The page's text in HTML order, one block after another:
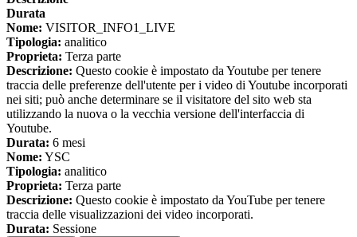
Durata
Nome: VISITOR_INFO1_LIVE
Tipologia: analitico
Proprieta: Terza parte
Descrizione: Questo cookie è impostato da Youtube per tenere
traccia delle preferenze dell'utente per i video di Youtube incorporati
nei siti; può anche determinare se il visitatore del sito web sta
utilizzando la nuova o la vecchia versione dell'interfaccia di
Youtube.
Durata: 6 mesi
Nome: YSC
Tipologia: analitico
Proprieta: Terza parte
Descrizione: Questo cookie è impostato da YouTube per tenere
traccia delle visualizzazioni dei video incorporati.
Durata: Sessione